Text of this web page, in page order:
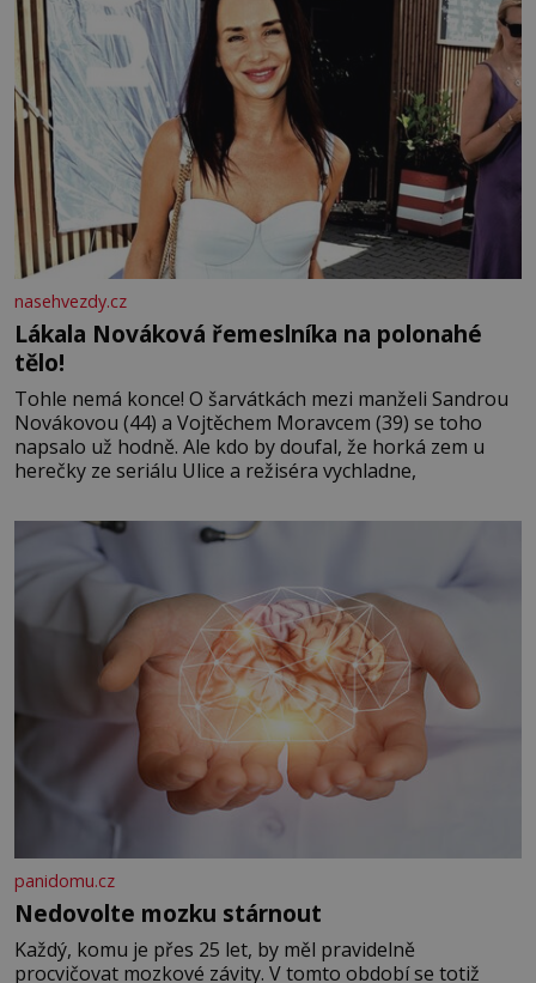
nasehvezdy.cz
Lákala Nováková řemeslníka na polonahé
tělo!
Tohle nemá konce! O šarvátkách mezi manželi Sandrou
Novákovou (44) a Vojtěchem Moravcem (39) se toho
napsalo už hodně. Ale kdo by doufal, že horká zem u
herečky ze seriálu Ulice a režiséra vychladne,
panidomu.cz
Nedovolte mozku stárnout
Každý, komu je přes 25 let, by měl pravidelně
procvičovat mozkové závity. V tomto období se totiž